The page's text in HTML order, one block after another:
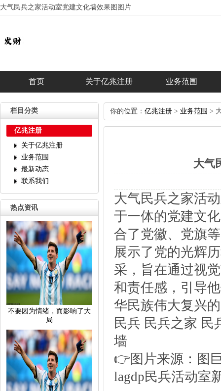
大气民兵之家活动室党建文化墙效果图图片
首页 关于亿兆注册 业务范围
栏目分类
亿兆注册
关于亿兆注册
业务范围
最新动态
联系我们
热点资讯
不要因为情绪，而影响了大
局
你的位置： 亿兆注册 > 业务范围 >
大气
大气民兵之家活
于一体的党建文
合了党徽、党旗
展示了党的光辉
采，旨在通过视
和责任感，引导
华民族伟大复兴
民兵民兵之家民
墙
👉图片来源：图
lagdp民兵活动室